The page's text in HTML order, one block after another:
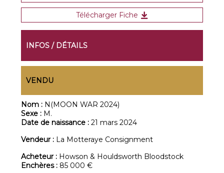
Télécharger Fiche
INFOS / DÉTAILS
VENDU
Nom : N(MOON WAR 2024)
Sexe : M.
Date de naissance :21 mars 2024
Vendeur : La Motteraye Consignment
Acheteur : Howson & Houldsworth Bloodstock
Enchères : 85 000 €